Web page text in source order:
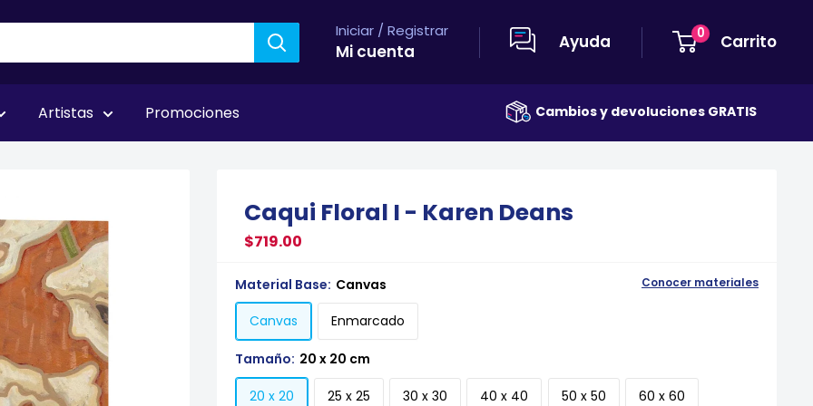
Iniciar / Registrar
Mi cuenta Ayuda 0 Carrito
Artistas Promociones Cambios y devoluciones GRATIS
Envío GRATIS
Caqui Floral I - Karen Deans
$719.00
Material Base: Canvas Conocer materiales
Canvas Enmarcado
Tamaño: 20 x 20 cm
20 x 20 25 x 25 30 x 30 40 x 40 50 x 50 60 x 60